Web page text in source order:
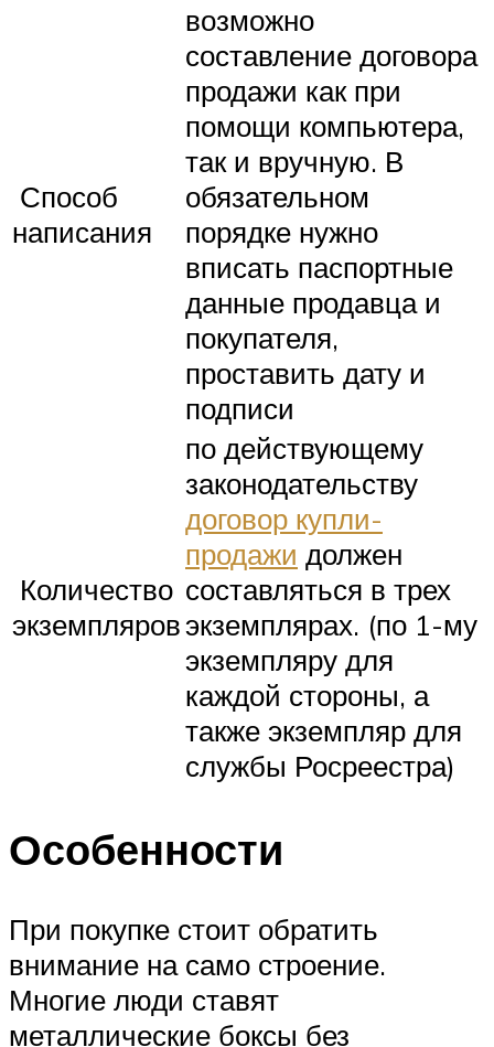
Способ
написания
возможно
составление договора
продажи как при
помощи компьютера,
так и вручную. В
обязательном
порядке нужно
вписать паспортные
данные продавца и
покупателя,
проставить дату и
подписи
Количество
экземпляров
по действующему
законодательству
договор купли-
продажи должен
составляться в трех
экземплярах. (по 1-му
экземпляру для
каждой стороны, а
также экземпляр для
службы Росреестра)
Особенности
При покупке стоит обратить
внимание на само строение.
Многие люди ставят
металлические боксы без